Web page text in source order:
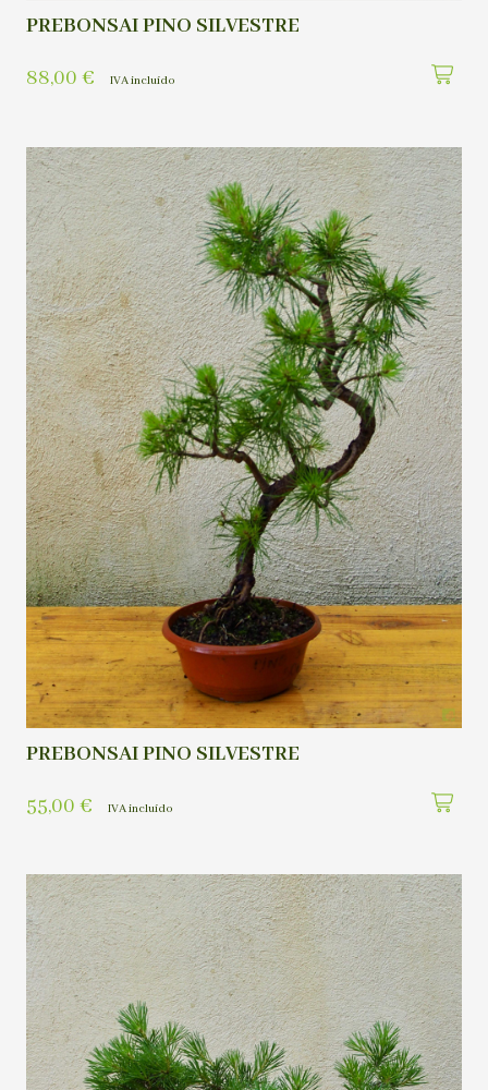
PREBONSAI PINO SILVESTRE
88,00 € IVA incluído
PREBONSAI PINO SILVESTRE
55,00 € IVA incluído